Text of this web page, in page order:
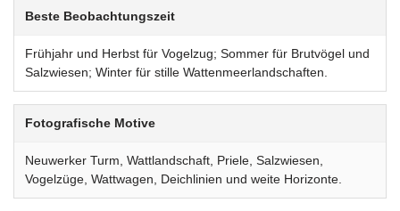
Beste Beobachtungszeit
Frühjahr und Herbst für Vogelzug; Sommer für Brutvögel und
Salzwiesen; Winter für stille Wattenmeerlandschaften.
Fotografische Motive
Neuwerker Turm, Wattlandschaft, Priele, Salzwiesen,
Vogelzüge, Wattwagen, Deichlinien und weite Horizonte.